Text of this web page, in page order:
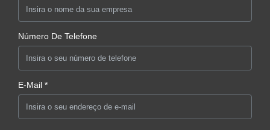
Número De Telefone
E-Mail *